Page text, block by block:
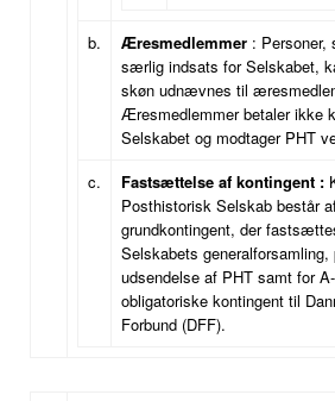
b. Æresmedlemmer : Personer,
særlig indsats for Selskabet,
skøn udnævnes til
Æresmedlemmer betaler ikke
Selskabet og modtager PHT
c.
Fastsættelse af kontingent :
Posthistorisk Selskab består
grundkontingent, der
Selskabets generalforsamling,
udsendelse af PHT samt for
obligatoriske kontingent til
Forbund (DFF).